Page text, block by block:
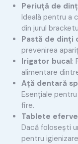
Periuță de
Ideală pentru a
din jurul
Pastă de dinți
prevenirea
Irigator bucal:
alimentare
Ață dentară
Esențiale
fire.
Tablete
Dacă folosești
pentru